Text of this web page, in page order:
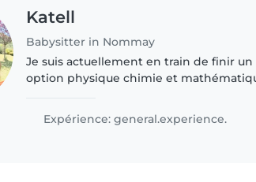
Katell
Babysitter in Nommay
Je suis actuellement en train de finir un
option physique chimie et
Expérience: general.experience.